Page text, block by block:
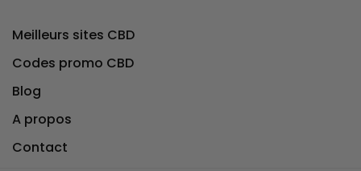
Meilleurs sites CBD
Codes promo CBD
Blog
A propos
Contact